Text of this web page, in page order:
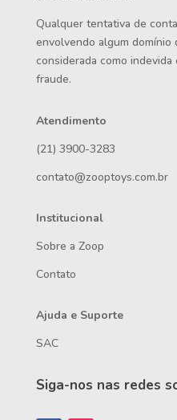
Qualquer tentativa de
envolvendo algum
considerada como
fraude.
Atendimento
(21) 3900-3283
contato@zooptoys.com.br
Institucional
Sobre a Zoop
Contato
Ajuda e Suporte
SAC
Siga-nos nas redes